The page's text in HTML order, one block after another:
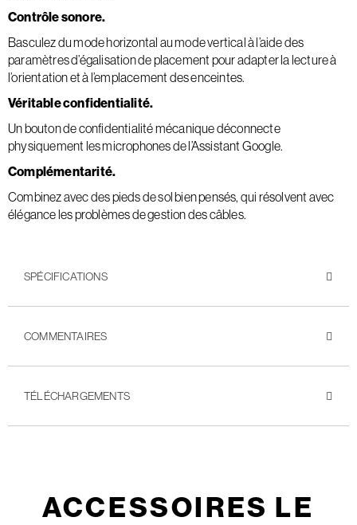
Contrôle sonore.
Basculez du mode horizontal au mode vertical à l’aide des
paramètres d’égalisation de placement pour adapter la lecture à
l’orientation et à l’emplacement des enceintes.
Véritable confidentialité.
Un bouton de confidentialité mécanique déconnecte
physiquement les microphones de l’Assistant Google.
Complémentarité.
Combinez avec des pieds de sol bien pensés, qui résolvent avec
élégance les problèmes de gestion des câbles.
SPÉCIFICATIONS
COMMENTAIRES
TÉLÉCHARGEMENTS
ACCESSOIRES LE